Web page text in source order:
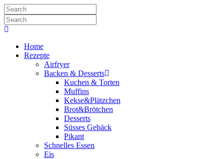
Home
Rezepte
Airfryer
Backen & Desserts
Kuchen & Torten
Muffins
Kekse&Plätzchen
Brot&Brötchen
Desserts
Süsses Gebäck
Pikant
Schnelles Essen
Eis